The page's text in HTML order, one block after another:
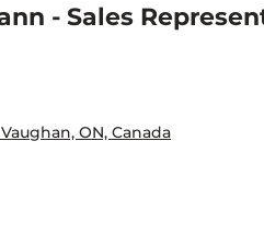
- Sales
ON, Canada